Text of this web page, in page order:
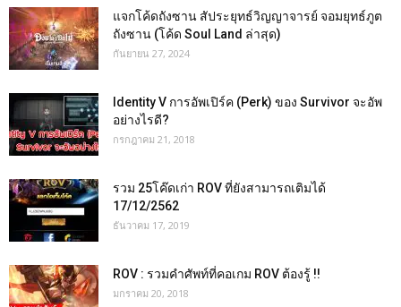
แจกโค้ดถังซาน สัประยุทธ์วิญญาจารย์ จอมยุทธ์ภูต
ถังซาน (โค้ด Soul Land ล่าสุด)
กันยายน 27, 2024
Identity V การอัพเปิร์ค (Perk) ของ Survivor จะอัพ
อย่างไรดี?
กรกฎาคม 21, 2018
รวม 25โค๊ดเก่า ROV ที่ยังสามารถเติมได้
17/12/2562
ธันวาคม 17, 2019
ROV : รวมคำศัพท์ที่คอเกม ROV ต้องรู้ !!
มกราคม 20, 2018